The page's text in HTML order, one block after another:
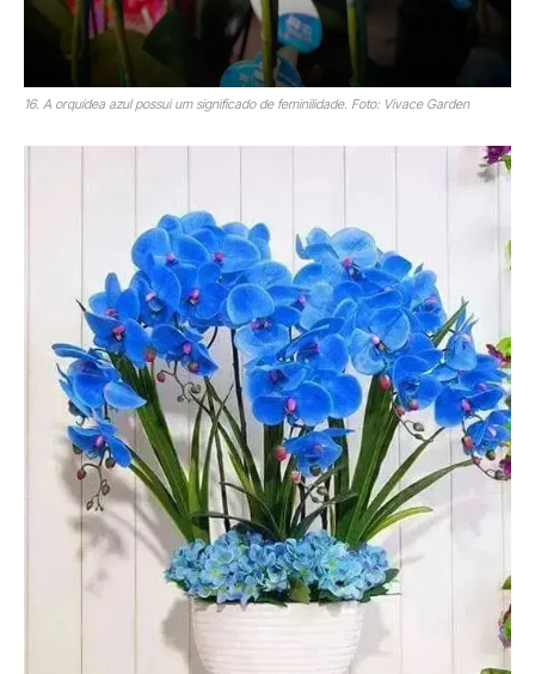
16. A orquídea azul possui um significado de feminilidade. Foto: Vivace Garden